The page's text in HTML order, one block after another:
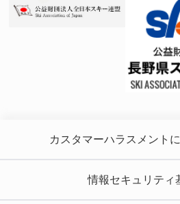
カスタマーハラスメント
情報セキュリティ